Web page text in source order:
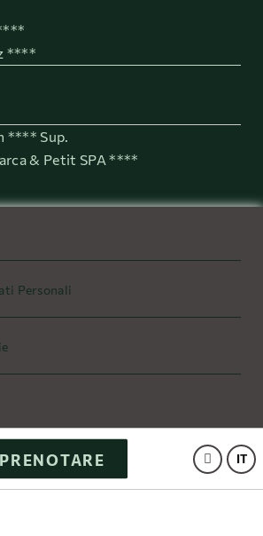
IT
PRENOTARE
****
**** Sup.
& Petit SPA ****
Personali